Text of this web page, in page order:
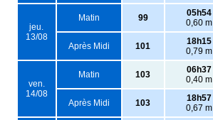
jeu.
13/08
Matin 99
05h54
0,60 m
Après Midi 101
18h15
0,79 m
ven.
14/08
Matin 103
06h37
0,40 m
Après Midi 103
18h57
0,67 m